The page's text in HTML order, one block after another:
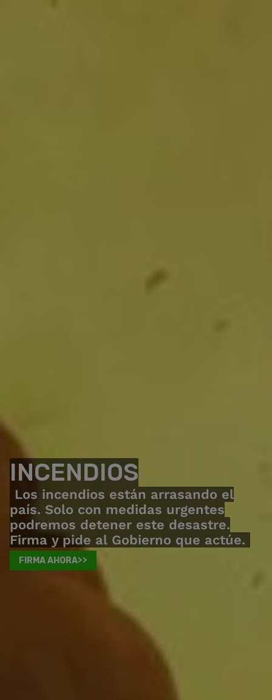
INCENDIOS
Los incendios están arrasando el
país. Solo con medidas urgentes
podremos detener este desastre.
Firma y pide al Gobierno que actúe.
FIRMA AHORA>>